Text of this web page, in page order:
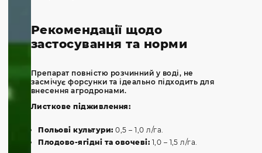
Рекомендації щодо
застосування та норми
Препарат повністю розчинний у воді, не
засмічує форсунки та ідеально підходить для
внесення агродронами.
Листкове підживлення:
Польові культури:0,5 – 1,0 л/га.
Плодово-ягідні та овочеві: 1,0 – 1,5 л/га.